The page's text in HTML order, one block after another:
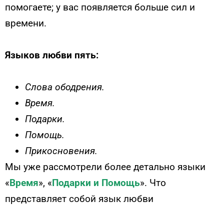
помогаете; у вас появляется больше сил и
времени.
Языков любви пять:
Слова ободрения.
Время.
Подарки.
Помощь.
Прикосновения.
Мы уже рассмотрели более детально языки
«Время», «Подарки и Помощь». Что
представляет собой язык любви